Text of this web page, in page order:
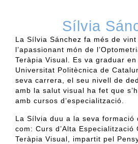
Sílvia
La Sílvia Sánchez fa més de
l’apassionant món de
Teràpia Visual. Es va graduar
Universitat Politècnica de
seva carrera, el seu nivell de
amb la salut visual ha fet que
amb cursos d’especialització.
La Sílvia duu a la seva formació
com: Curs d’Alta Especialització
Teràpia Visual, impartit pel